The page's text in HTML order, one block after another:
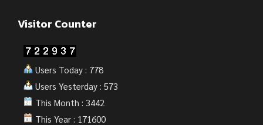
Visitor Counter
Users Today : 778
Users Yesterday : 573
This Month : 3442
This Year : 171600